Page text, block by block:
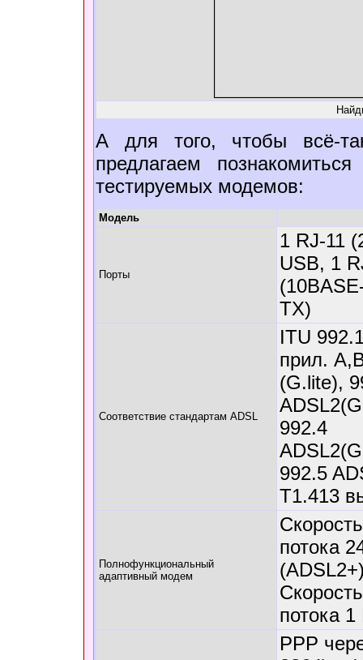
А для того, чтобы всё-
предлагаем
тестируемых модемов:
Модель
Порты
1 RJ-11
USB, 1
TX)
Соответствие стандартам ADSL
ITU
прил.
(G.lite),
992.4
992.5
T1.413
Полнофункциональный
адаптивный модем
потока
потока
PPP